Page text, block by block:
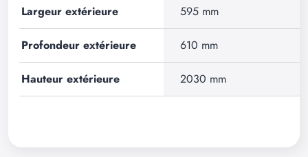
Largeur extérieure 595 mm
Profondeur extérieure 610 mm
Hauteur extérieure 2030 mm